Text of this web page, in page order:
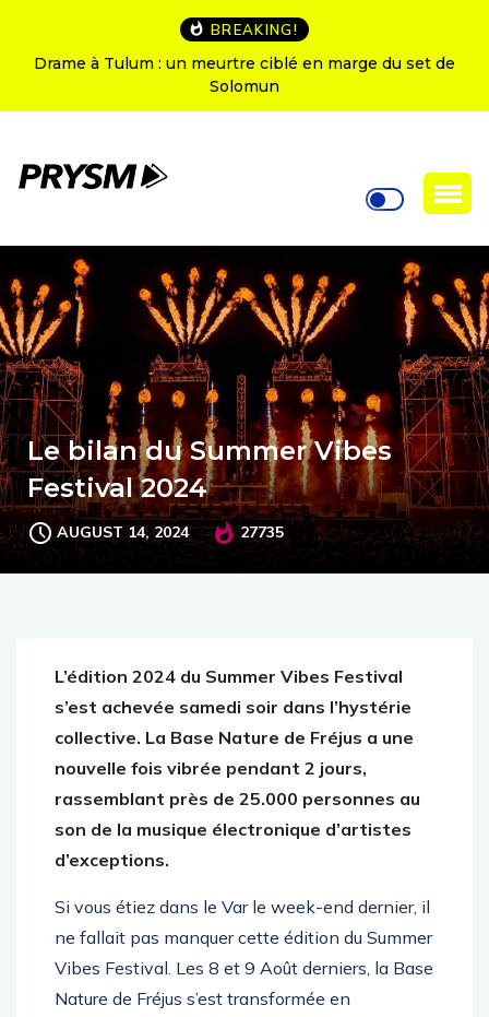
BREAKING!
Drame à Tulum : un meurtre ciblé en marge du set de
Solomun
Le bilan du Summer Vibes
Festival 2024
AUGUST 14, 2024 27735
L’édition 2024 du Summer Vibes Festival
s’est achevée samedi soir dans l’hystérie
collective. La Base Nature de Fréjus a une
nouvelle fois vibrée pendant 2 jours,
rassemblant près de 25.000 personnes au
son de la musique électronique d’artistes
d’exceptions.
Si vous étiez dans le Var le week-end dernier, il
ne fallait pas manquer cette édition du Summer
Vibes Festival. Les 8 et 9 Août derniers, la Base
Nature de Fréjus s’est transformée en